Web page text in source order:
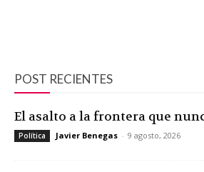
POST RECIENTES
El asalto a la frontera que
Política Javier Benegas - 9 agosto, 2026